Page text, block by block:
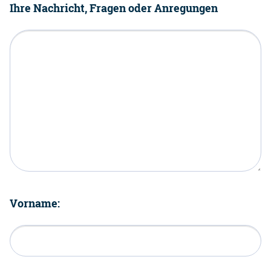
Ihre Nachricht, Fragen oder Anregungen
Vorname: